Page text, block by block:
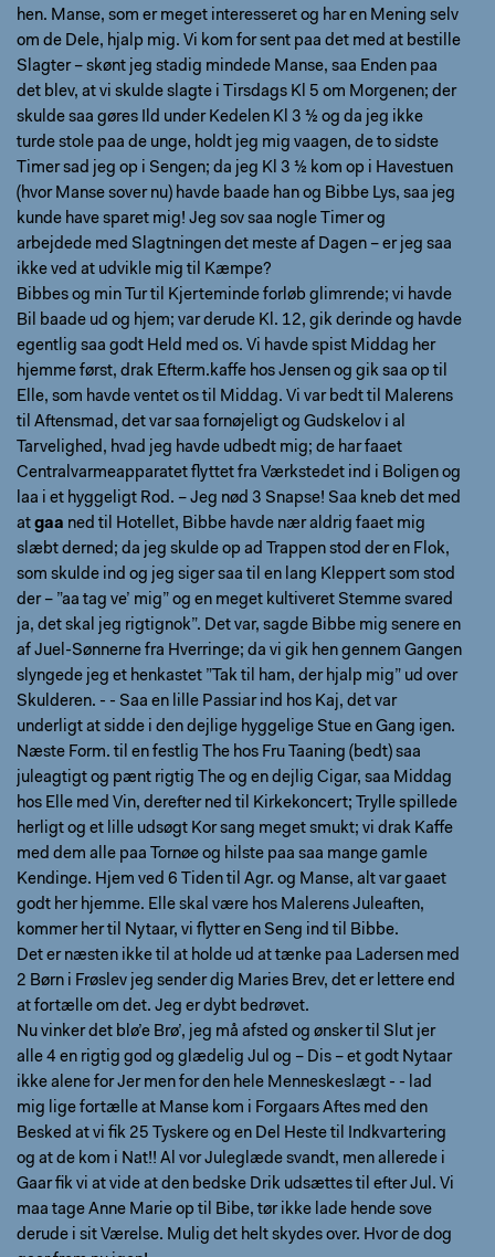
hen. Manse, som er meget interesseret og har en Mening selv
om de Dele, hjalp mig. Vi kom for sent paa det med at bestille
Slagter – skønt jeg stadig mindede Manse, saa Enden paa
det blev, at vi skulde slagte i Tirsdags Kl 5 om Morgenen; der
skulde saa gøres Ild under Kedelen Kl 3 ½ og da jeg ikke
turde stole paa de unge, holdt jeg mig vaagen, de to sidste
Timer sad jeg op i Sengen; da jeg Kl 3 ½ kom op i Havestuen
(hvor Manse sover nu) havde baade han og Bibbe Lys, saa jeg
kunde have sparet mig! Jeg sov saa nogle Timer og
arbejdede med Slagtningen det meste af Dagen – er jeg saa
ikke ved at udvikle mig til Kæmpe?
Bibbes og min Tur til Kjerteminde forløb glimrende; vi havde
Bil baade ud og hjem; var derude Kl. 12, gik derinde og havde
egentlig saa godt Held med os. Vi havde spist Middag her
hjemme først, drak Efterm.kaffe hos Jensen og gik saa op til
Elle, som havde ventet os til Middag. Vi var bedt til Malerens
til Aftensmad, det var saa fornøjeligt og Gudskelov i al
Tarvelighed, hvad jeg havde udbedt mig; de har faaet
Centralvarmeapparatet flyttet fra Værkstedet ind i Boligen og
laa i et hyggeligt Rod. – Jeg nød 3 Snapse! Saa kneb det med
at gaa ned til Hotellet, Bibbe havde nær aldrig faaet mig
slæbt derned; da jeg skulde op ad Trappen stod der en Flok,
som skulde ind og jeg siger saa til en lang Kleppert som stod
der – ”aa tag ve’ mig” og en meget kultiveret Stemme svared
ja, det skal jeg rigtignok”. Det var, sagde Bibbe mig senere en
af Juel-Sønnerne fra Hverringe; da vi gik hen gennem Gangen
slyngede jeg et henkastet ”Tak til ham, der hjalp mig” ud over
Skulderen. - - Saa en lille Passiar ind hos Kaj, det var
underligt at sidde i den dejlige hyggelige Stue en Gang igen.
Næste Form. til en festlig The hos Fru Taaning (bedt) saa
juleagtigt og pænt rigtig The og en dejlig Cigar, saa Middag
hos Elle med Vin, derefter ned til Kirkekoncert; Trylle spillede
herligt og et lille udsøgt Kor sang meget smukt; vi drak Kaffe
med dem alle paa Tornøe og hilste paa saa mange gamle
Kendinge. Hjem ved 6 Tiden til Agr. og Manse, alt var gaaet
godt her hjemme. Elle skal være hos Malerens Juleaften,
kommer her til Nytaar, vi flytter en Seng ind til Bibbe.
Det er næsten ikke til at holde ud at tænke paa Ladersen med
2 Børn i Frøslev jeg sender dig Maries Brev, det er lettere end
at fortælle om det. Jeg er dybt bedrøvet.
Nu vinker det blø’e Brø’, jeg må afsted og ønsker til Slut jer
alle 4 en rigtig god og glædelig Jul og – Dis – et godt Nytaar
ikke alene for Jer men for den hele Menneskeslægt - - lad
mig lige fortælle at Manse kom i Forgaars Aftes med den
Besked at vi fik 25 Tyskere og en Del Heste til Indkvartering
og at de kom i Nat!! Al vor Juleglæde svandt, men allerede i
Gaar fik vi at vide at den bedske Drik udsættes til efter Jul. Vi
maa tage Anne Marie op til Bibe, tør ikke lade hende sove
derude i sit Værelse. Mulig det helt skydes over. Hvor de dog